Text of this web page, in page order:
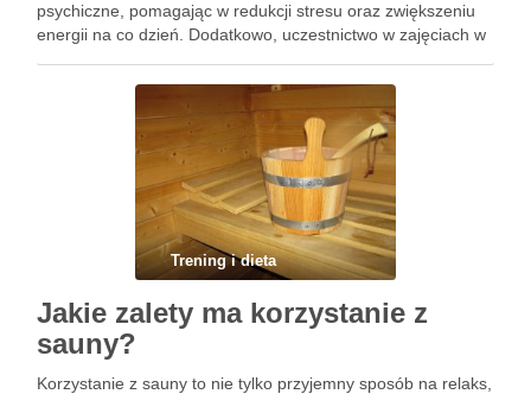
psychiczne, pomagając w redukcji stresu oraz zwiększeniu
energii na co dzień. Dodatkowo, uczestnictwo w zajęciach w
Trening i dieta
Jakie zalety ma korzystanie z
sauny?
Korzystanie z sauny to nie tylko przyjemny sposób na relaks,